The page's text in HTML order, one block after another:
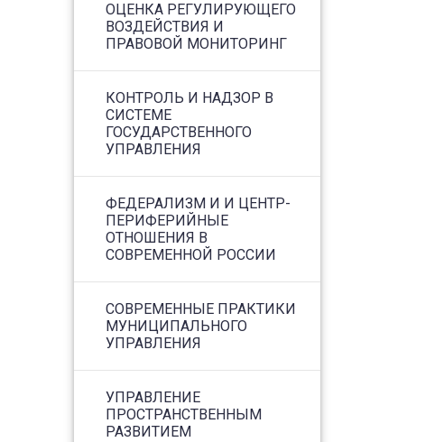
ОЦЕНКА РЕГУЛИРУЮЩЕГО
ВОЗДЕЙСТВИЯ И
ПРАВОВОЙ МОНИТОРИНГ
КОНТРОЛЬ И НАДЗОР В
СИСТЕМЕ
ГОСУДАРСТВЕННОГО
УПРАВЛЕНИЯ
ФЕДЕРАЛИЗМ И И ЦЕНТР-
ПЕРИФЕРИЙНЫЕ
ОТНОШЕНИЯ В
СОВРЕМЕННОЙ РОССИИ
СОВРЕМЕННЫЕ ПРАКТИКИ
МУНИЦИПАЛЬНОГО
УПРАВЛЕНИЯ
УПРАВЛЕНИЕ
ПРОСТРАНСТВЕННЫМ
РАЗВИТИЕМ